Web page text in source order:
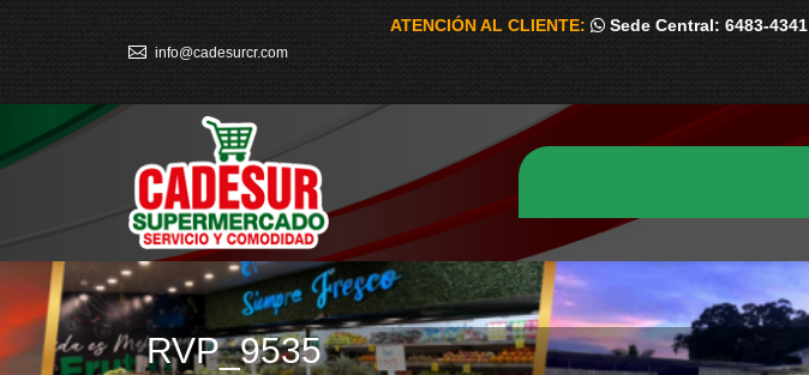
info@cadesurcr.com
ATENCIÓN AL CLIENTE: Sede Central: 6483-4341
RVP_9535